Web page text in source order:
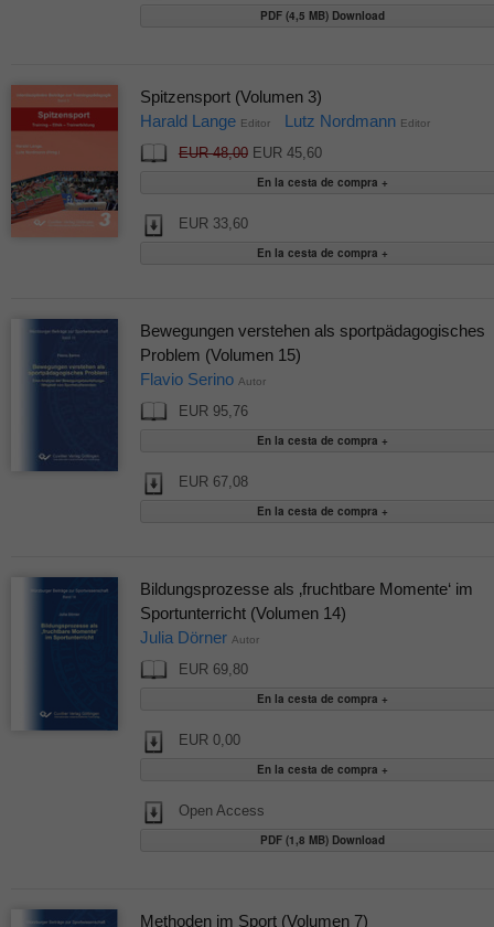
PDF (4,5 MB) Download
Spitzensport (Volumen 3)
Harald Lange Editor Lutz Nordmann Editor
EUR 48,00EUR 45,60
EUR 33,60
Bewegungen verstehen als sportpädagogisches
Problem (Volumen 15)
Flavio Serino Autor
EUR 95,76
EUR 67,08
Bildungsprozesse als ‚fruchtbare Momente‘ im
Sportunterricht (Volumen 14)
Julia Dörner Autor
EUR 69,80
EUR 0,00
Open Access
PDF (1,8 MB) Download
Methoden im Sport (Volumen 7)